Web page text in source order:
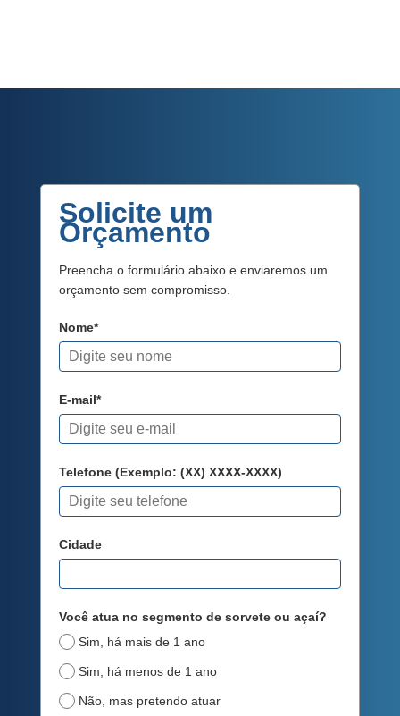
Solicite um
Orçamento
Preencha o formulário abaixo e enviaremos um
orçamento sem compromisso.
Nome*
E-mail*
Telefone (Exemplo: (XX) XXXX-XXXX)
Cidade
Você atua no segmento de sorvete ou açaí?
Sim, há mais de 1 ano
Sim, há menos de 1 ano
Não, mas pretendo atuar